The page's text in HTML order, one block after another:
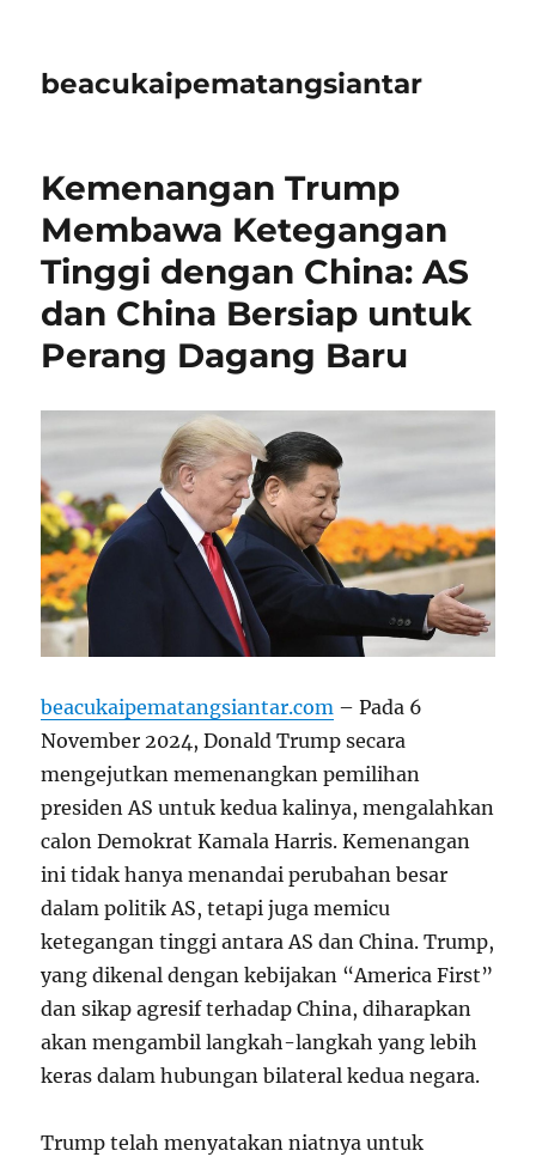
beacukaipematangsiantar
Kemenangan Trump
Membawa Ketegangan
Tinggi dengan China: AS
dan China Bersiap untuk
Perang Dagang Baru
beacukaipematangsiantar.com – Pada 6
November 2024, Donald Trump secara
mengejutkan memenangkan pemilihan
presiden AS untuk kedua kalinya, mengalahkan
calon Demokrat Kamala Harris. Kemenangan
ini tidak hanya menandai perubahan besar
dalam politik AS, tetapi juga memicu
ketegangan tinggi antara AS dan China. Trump,
yang dikenal dengan kebijakan “America First”
dan sikap agresif terhadap China, diharapkan
akan mengambil langkah-langkah yang lebih
keras dalam hubungan bilateral kedua negara.
Trump telah menyatakan niatnya untuk